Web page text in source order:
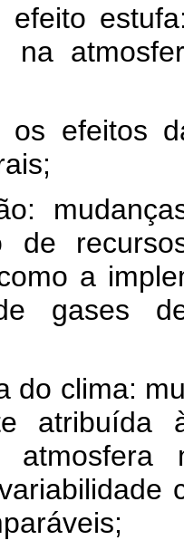
na
efeitos
de
a
gases
do clima: